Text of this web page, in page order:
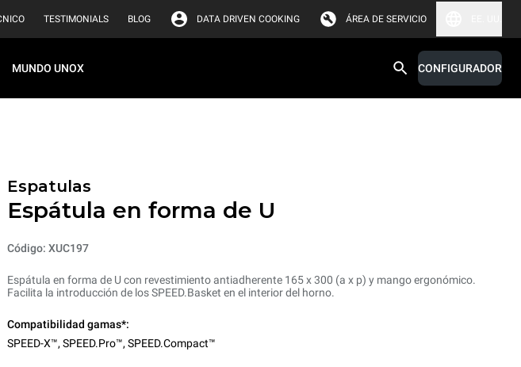
TESTIMONIALS BLOG DATA DRIVEN COOKING ÁREA DE SERVICIO
MUNDO UNOX CONFIGURADOR
Espatulas
Espátula en forma de U
Código: XUC197
Espátula en forma de U con revestimiento antiadherente 165 x 300 (a x p) y mango ergonómico.
Facilita la introducción de los SPEED.Basket en el interior del horno.
Compatibilidad gamas*:
SPEED-X™, SPEED.Pro™, SPEED.Compact™